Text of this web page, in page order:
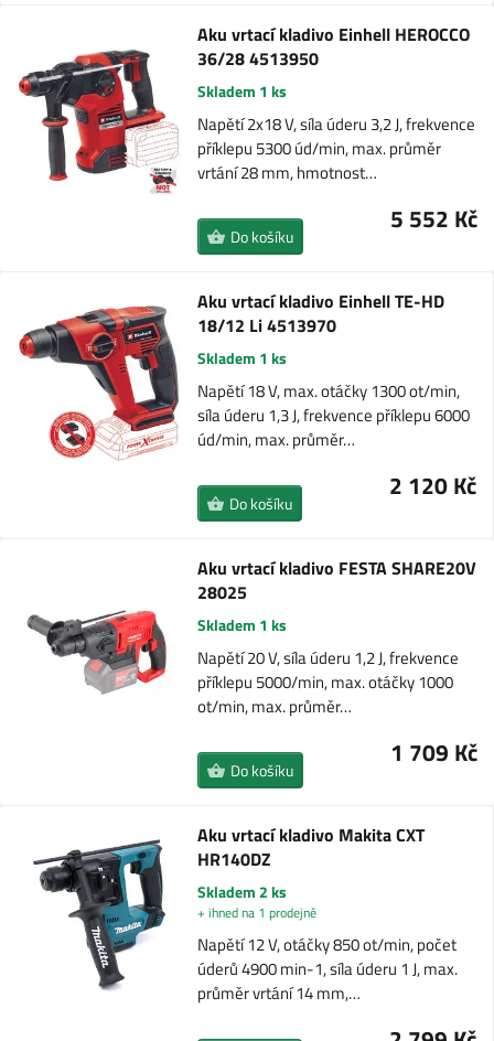
Aku vrtací kladivo Einhell HEROCCO
36/28 4513950
Skladem 1 ks
Napětí 2x18 V, síla úderu 3,2 J, frekvence
příklepu 5300 úd/min, max. průměr
vrtání 28 mm, hmotnost…
5 552 Kč
Do košíku
Aku vrtací kladivo Einhell TE-HD
18/12 Li 4513970
Skladem 1 ks
Napětí 18 V, max. otáčky 1300 ot/min,
síla úderu 1,3 J, frekvence příklepu 6000
úd/min, max. průměr…
2 120 Kč
Do košíku
Aku vrtací kladivo FESTA SHARE20V
28025
Skladem 1 ks
Napětí 20 V, síla úderu 1,2 J, frekvence
příklepu 5000/min, max. otáčky 1000
ot/min, max. průměr…
1 709 Kč
Do košíku
Aku vrtací kladivo Makita CXT
HR140DZ
Skladem 2 ks
+ ihned na 1 prodejně
Napětí 12 V, otáčky 850 ot/min, počet
úderů 4900 min-1, síla úderu 1 J, max.
průměr vrtání 14 mm,…